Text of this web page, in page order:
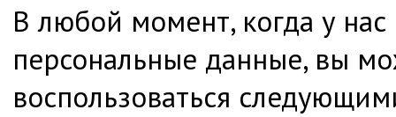
В любой момент, когда у
персональные данные, вы
воспользоваться